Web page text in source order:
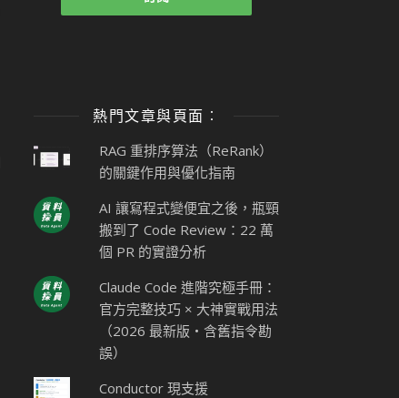
熱門文章與頁面︰
RAG 重排序算法（ReRank）
的關鍵作用與優化指南
AI 讓寫程式變便宜之後，瓶頸
搬到了 Code Review：22 萬
個 PR 的實證分析
Claude Code 進階究極手冊：
官方完整技巧 × 大神實戰用法
（2026 最新版・含舊指令勘
誤）
Conductor 現支援